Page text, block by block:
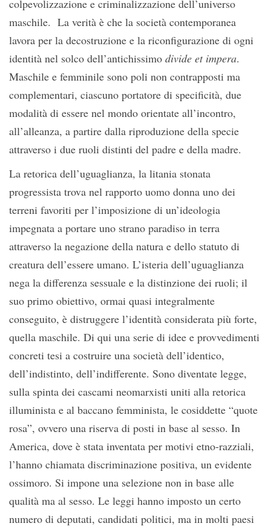
colpevolizzazione e criminalizzazione dell’universo
maschile. La verità è che la società contemporanea
lavora per la decostruzione e la riconfigurazione di ogni
identità nel solco dell’antichissimo divide et impera.
Maschile e femminile sono poli non contrapposti ma
complementari, ciascuno portatore di specificità, due
modalità di essere nel mondo orientate all’incontro,
all’alleanza, a partire dalla riproduzione della specie
attraverso i due ruoli distinti del padre e della madre.
La retorica dell’uguaglianza, la litania stonata
progressista trova nel rapporto uomo donna uno dei
terreni favoriti per l’imposizione di un’ideologia
impegnata a portare uno strano paradiso in terra
attraverso la negazione della natura e dello statuto di
creatura dell’essere umano. L’isteria dell’uguaglianza
nega la differenza sessuale e la distinzione dei ruoli; il
suo primo obiettivo, ormai quasi integralmente
conseguito, è distruggere l’identità considerata più forte,
quella maschile. Di qui una serie di idee e provvedimenti
concreti tesi a costruire una società dell’identico,
dell’indistinto, dell’indifferente. Sono diventate legge,
sulla spinta dei cascami neomarxisti uniti alla retorica
illuminista e al baccano femminista, le cosiddette “quote
rosa”, ovvero una riserva di posti in base al sesso. In
America, dove è stata inventata per motivi etno-razziali,
l’hanno chiamata discriminazione positiva, un evidente
ossimoro. Si impone una selezione non in base alle
qualità ma al sesso. Le leggi hanno imposto un certo
numero di deputati, candidati politici, ma in molti paesi